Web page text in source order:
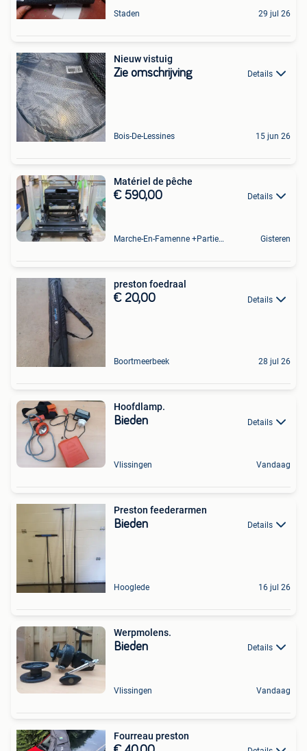
Staden 29 jul 26
Nieuw vistuig
Zie omschrijving Details
Bois-De-Lessines 15 jun 26
Matériel de pêche
€ 590,00 Details
Marche-En-Famenne +Partie De Baillonville Et Noiseux Gisteren
preston foedraal
€ 20,00 Details
Boortmeerbeek 28 jul 26
Hoofdlamp.
Bieden Details
Vlissingen Vandaag
Preston feederarmen
Bieden Details
Hooglede 16 jul 26
Werpmolens.
Bieden Details
Vlissingen Vandaag
Fourreau preston